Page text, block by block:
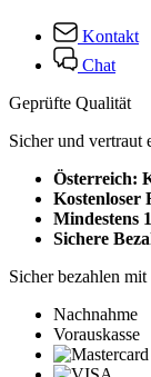
Kontakt
Chat
Geprüfte Qualität
Sicher und vertraut
Österreich:
Kostenloser
Mindestens
Sichere
Sicher bezahlen mit
Nachnahme
Vorauskasse